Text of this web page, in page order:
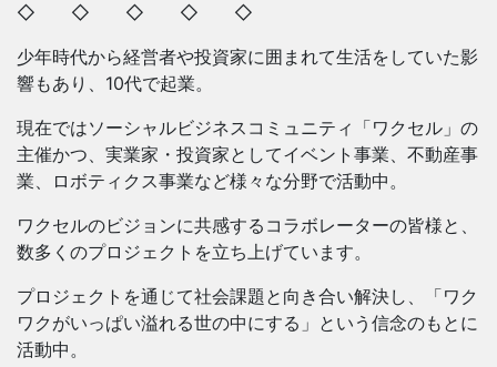
◇ ◇ ◇ ◇ ◇
少年時代から経営者や投資家に囲まれて生活をしていた影
響もあり、10代で起業。
現在ではソーシャルビジネスコミュニティ「ワクセル」の
主催かつ、実業家・投資家としてイベント事業、不動産事
業、ロボティクス事業など様々な分野で活動中。
ワクセルのビジョンに共感するコラボレーターの皆様と、
数多くのプロジェクトを立ち上げています。
プロジェクトを通じて社会課題と向き合い解決し、「ワク
ワクがいっぱい溢れる世の中にする」という信念のもとに
活動中。